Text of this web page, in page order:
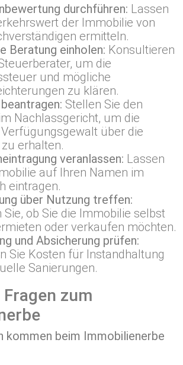
durchführen: Lassen
der Immobilie von
ermitteln.
Beratung einholen: Konsultieren
um die
und mögliche
zu klären.
Stellen Sie den
Nachlassgericht, um die
über die
erhalten.
veranlassen: Lassen
auf Ihren Namen im
eintragen.
über Nutzung treffen:
Sie, ob Sie die Immobilie selbst
oder verkaufen möchten.
und Absicherung prüfen:
Sie Kosten für Instandhaltung
Sanierungen.
zum
kommen beim Immobilienerbe